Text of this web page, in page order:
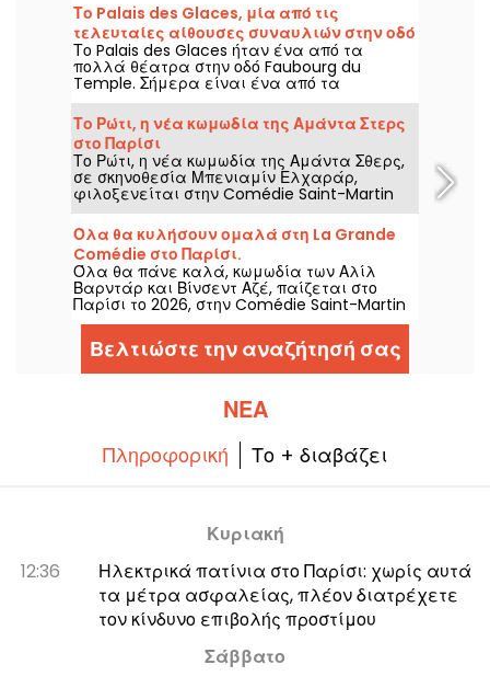
Το Palais des Glaces, μία από τις
τελευταίες αίθουσες συναυλιών στην οδό
Faubourg du Temple
Το Palais des Glaces ήταν ένα από τα
πολλά θέατρα στην οδό Faubourg du
Temple. Σήμερα είναι ένα από τα
τελευταία, με πρόγραμμα που
επικεντρώνεται σε κωμικές παραστάσεις.
Το Ρώτι, η νέα κωμωδία της Αμάντα Στερς
στο Παρίσι
Το Ρώτι, η νέα κωμωδία της Αμάντα Σθερς,
σε σκηνοθεσία Μπενιαμίν Ελχαράρ,
φιλοξενείται στην Comédie Saint-Martin
στο Παρίσι μέχρι τις 15 Οκτωβρίου 2026.
Όλα θα κυλήσουν ομαλά στη La Grande
Comédie στο Παρίσι.
Όλα θα πάνε καλά, κωμωδία των Αλίλ
Βαρντάρ και Βίνσεντ Αζέ, παίζεται στο
Παρίσι το 2026, στην Comédie Saint-Martin
και μετά στη La Grande Comédie, με μια
υπόθεση γάμου που βγαίνει εκτός ελέγχου.
Βελτιώστε την αναζήτησή σας
ΝΈΑ
Πληροφορική Το + διαβάζει
Κυριακή
12:36
Ηλεκτρικά πατίνια στο Παρίσι: χωρίς αυτά
τα μέτρα ασφαλείας, πλέον διατρέχετε
τον κίνδυνο επιβολής προστίμου
Σάββατο